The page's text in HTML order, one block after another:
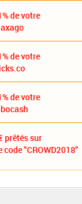
de votre
de votre
de votre
prêtés sur
"CROWD2018"